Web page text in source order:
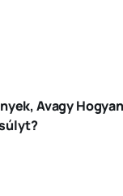
Avagy